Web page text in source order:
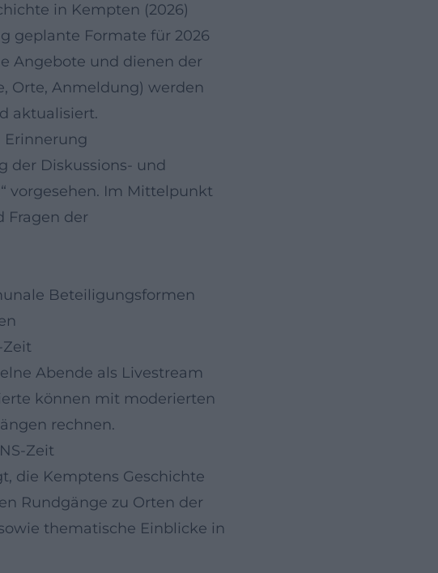
in Kempten (2026)
geplante Formate für 2026
Angebote und dienen der
Orte, Anmeldung) werden
aktualisiert.
Erinnerung
der Diskussions- und
vorgesehen. Im Mittelpunkt
Fragen der
Beteiligungsformen
Zeit
Abende als Livestream
können mit moderierten
rechnen.
Zeit
die Kemptens Geschichte
Rundgänge zu Orten der
thematische Einblicke in